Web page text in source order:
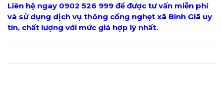
Liên hệ ngay 0902 526 999 để được tư vấn miễn phí
và sử dụng dịch vụ thông cống nghẹt xã Bình Giã uy
tín, chất lượng với mức giá hợp lý nhất.